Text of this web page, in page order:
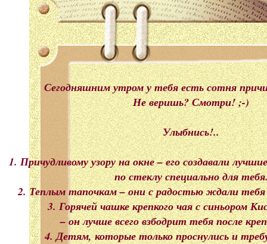
Сегодняшним утром у тебя есть сотня
Не веришь? Смотри! ;-)
Улыбнись!..
1. Причудливому узору на окне – его создавали
по стеклу специально для
2. Теплым тапочкам – они с радостью ждали тебя
3. Горячей чашке крепкого чая с синьором
– он лучше всего взбодрит тебя после
4. Детям, которые только проснулись и